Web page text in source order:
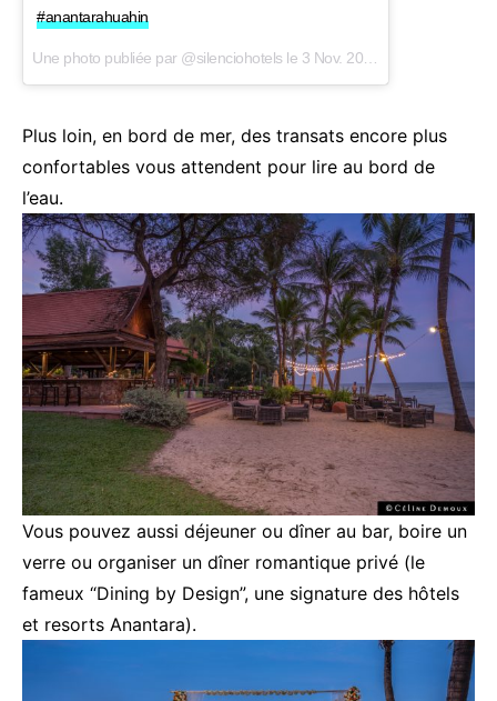
#anantarahuahin
Une photo publiée par @silenciohotels le 3 Nov. 2015 à 22h42 PST
Plus loin, en bord de mer, des transats encore plus
confortables vous attendent pour lire au bord de
l’eau.
Vous pouvez aussi déjeuner ou dîner au bar, boire un
verre ou organiser un dîner romantique privé (le
fameux “Dining by Design”, une signature des hôtels
et resorts Anantara).